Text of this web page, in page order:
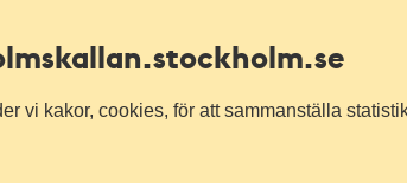
.stockholm.se
vi kakor, cookies, för att sammanställa